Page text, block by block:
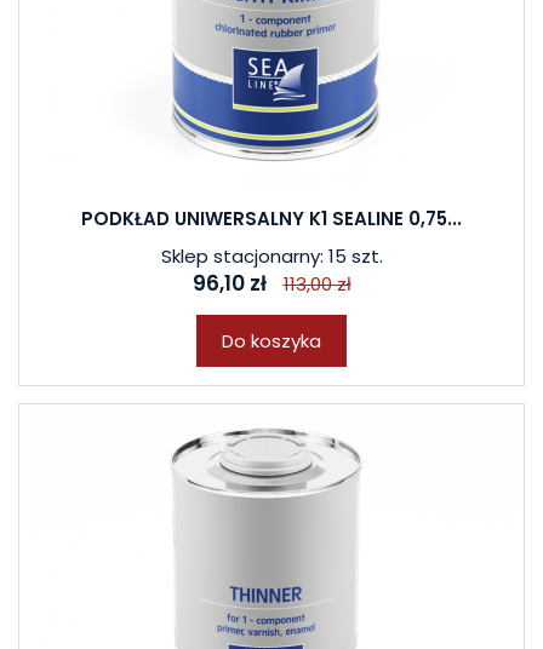
PODKŁAD UNIWERSALNY K1 SEALINE 0,75...
Sklep stacjonarny: 15 szt.
96,10 zł 113,00 zł
Do koszyka